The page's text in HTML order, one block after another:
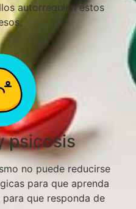
autorregulen estos
.
psicosis
no puede reducirse
para que aprenda
que responda de